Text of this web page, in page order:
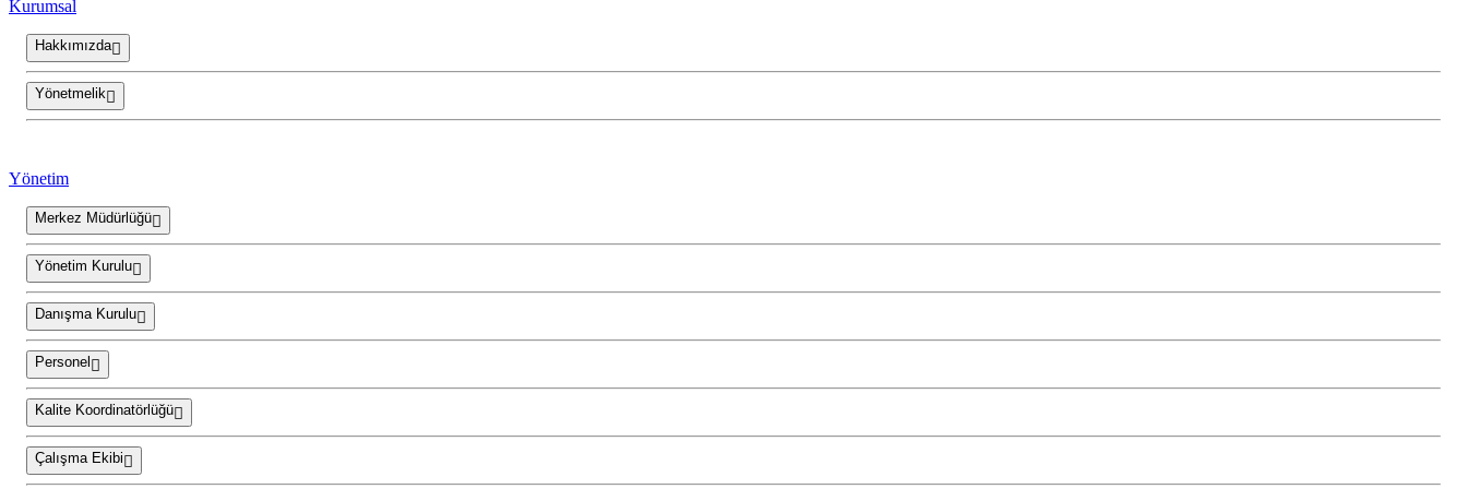
Kurumsal
Hakkımızda
Yönetmelik
Yönetim
Merkez Müdürlüğü
Yönetim Kurulu
Danışma Kurulu
Personel
Kalite Koordinatörlüğü
Çalışma Ekibi